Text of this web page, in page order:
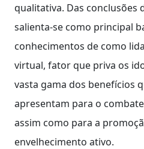
qualitativa. Das conclusões
salienta-se como principal
conhecimentos de como
virtual, fator que priva os
vasta gama dos benefícios
apresentam para o
assim como para a
envelhecimento ativo.